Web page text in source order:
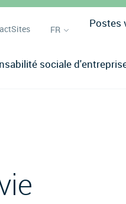
Sites FR
Postes
sociale